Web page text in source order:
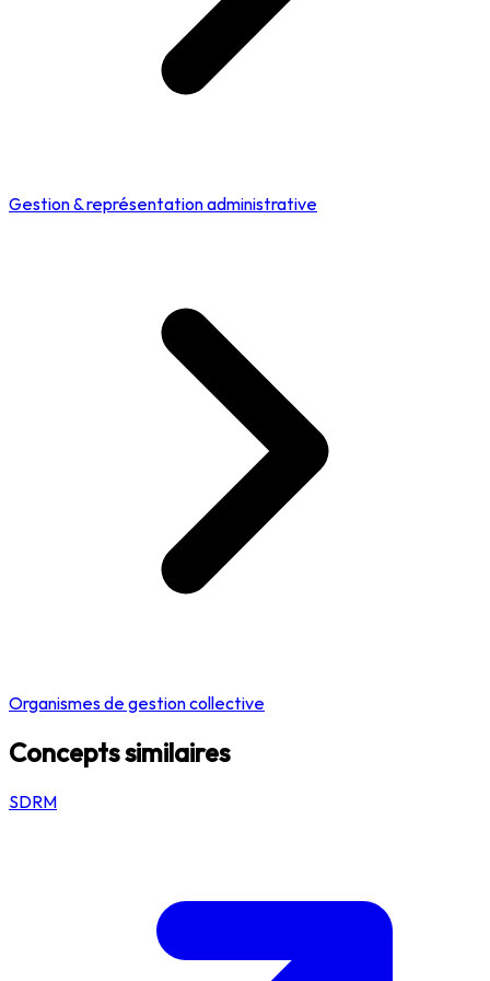
Gestion & représentation administrative
Organismes de gestion collective
Concepts similaires
SDRM